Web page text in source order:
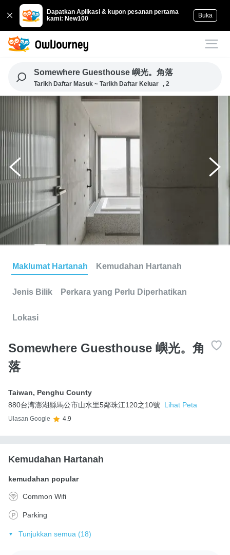
Dapatkan Aplikasi & kupon pesanan pertama
kami: New100
Buka
Somewhere Guesthouse 嶼光。角落
Tarikh Daftar Masuk ~ Tarikh Daftar Keluar , 2
Maklumat Hartanah Kemudahan Hartanah
Jenis Bilik Perkara yang Perlu Diperhatikan
Lokasi
Somewhere Guesthouse 嶼光。角
落
Taiwan, Penghu County
880台湾澎湖縣馬公市山水里5鄰珠江120之10號
Lihat Peta
Ulasan Google 4.9
Kemudahan Hartanah
kemudahan popular
Common Wifi
Parking
Tunjukkan semua (18)